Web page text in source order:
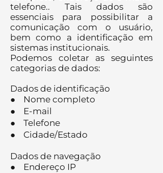
telefone.. Tais dados são
essenciais para possibilitar a
comunicação com o usuário,
bem como a identificação em
sistemas institucionais.
Podemos coletar as seguintes
categorias de dados:
Dados de identificação
● Nome completo
● E-mail
● Telefone
● Cidade/Estado
Dados de navegação
● Endereço IP